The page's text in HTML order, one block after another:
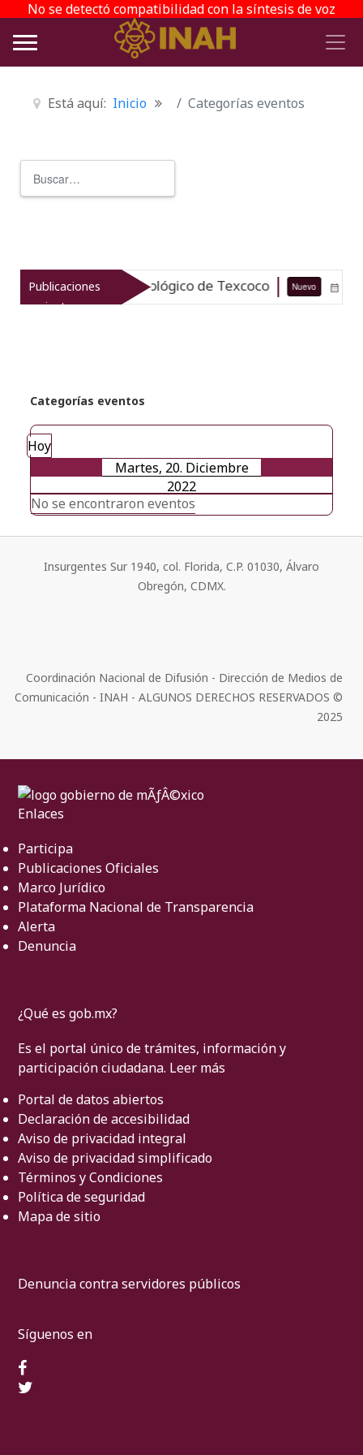
No se detectó compatibilidad con la síntesis de voz
Está aquí: Inicio Categorías eventos
Publicaciones
recientes
el patrimonio arqueológico de Texcoco Nuevo
Categorías eventos
Hoy
Martes, 20. Diciembre
2022
No se encontraron eventos
Insurgentes Sur 1940, col. Florida, C.P. 01030, Álvaro
Obregón, CDMX.
Coordinación Nacional de Difusión - Dirección de Medios de
Comunicación - INAH - ALGUNOS DERECHOS RESERVADOS ©
2025
Enlaces
Participa
Publicaciones Oficiales
Marco Jurídico
Plataforma Nacional de Transparencia
Alerta
Denuncia
¿Qué es gob.mx?
Es el portal único de trámites, información y
participación ciudadana. Leer más
Portal de datos abiertos
Declaración de accesibilidad
Aviso de privacidad integral
Aviso de privacidad simplificado
Términos y Condiciones
Política de seguridad
Mapa de sitio
Denuncia contra servidores públicos
Síguenos en